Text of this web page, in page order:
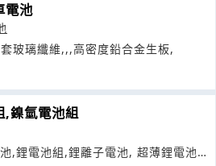
電池
玻璃纖維,,,高密度鉛合金生板,
,鎳氫電池組
,鋰電池組,鋰離子電池, 超薄鋰電池